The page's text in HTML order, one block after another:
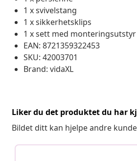
1 x svivelstang
1 x sikkerhetsklips
1 x sett med monteringsutstyr
EAN: 8721359322453
SKU: 42003701
Brand: vidaXL
Liker du det produktet du har
Bildet ditt kan hjelpe andre